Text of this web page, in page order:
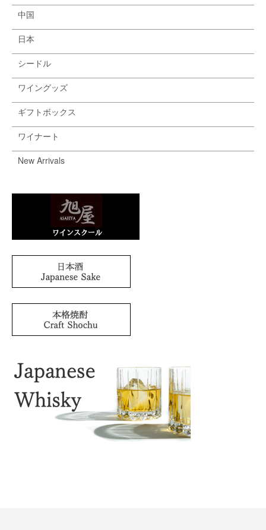
中国
日本
シードル
ワイングッズ
ギフトボックス
ワイナート
New Arrivals